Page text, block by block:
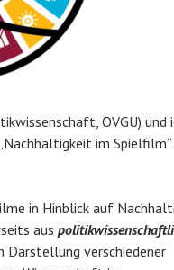
OVGU) und
im Spielfilm“
in Hinblick auf
aus
Darstellung verschiedener